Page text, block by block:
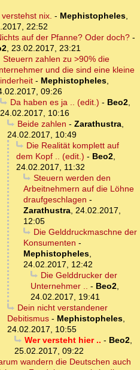
verstehst nix. - Mephistopheles,
22:52
auf der Pfanne? Oder doch?-
, 23.02.2017, 23:21
Steuern zahlen zu >90% die
und die sind eine kleine
- Mephistopheles,
09:26
Da haben es ja .. (edit.) - Beo2,
24.02.2017, 10:16
Beide zahlen - Zarathustra,
24.02.2017, 10:49
Die Realität komplett auf
dem Kopf .. (edit.) - Beo2,
24.02.2017, 11:32
Steuern werden den
Arbeitnehmern auf die Löhne
draufgeschlagen -
Zarathustra, 24.02.2017,
12:05
Die Gelddruckmaschne der
Konsumenten -
Mephistopheles,
24.02.2017, 12:42
Die Gelddrucker der
Unternehmer .. - Beo2,
24.02.2017, 19:41
Dein nicht verstandener
Debitismus - Mephistopheles,
24.02.2017, 10:55
Wer versteht hier .. - Beo2,
25.02.2017, 09:22
wandern die Deutschen auch